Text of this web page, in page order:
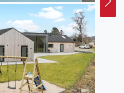
Auch ein Ausflug in den
sorgt für Spaß bei
sollten die Räucherei in
wo frischer Fisch und
Fahrradtouren entlang
im nahegelegenen